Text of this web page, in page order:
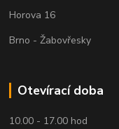
Horova 16
Brno - Žabovřesky
Otevírací doba
10.00 - 17.00 hod